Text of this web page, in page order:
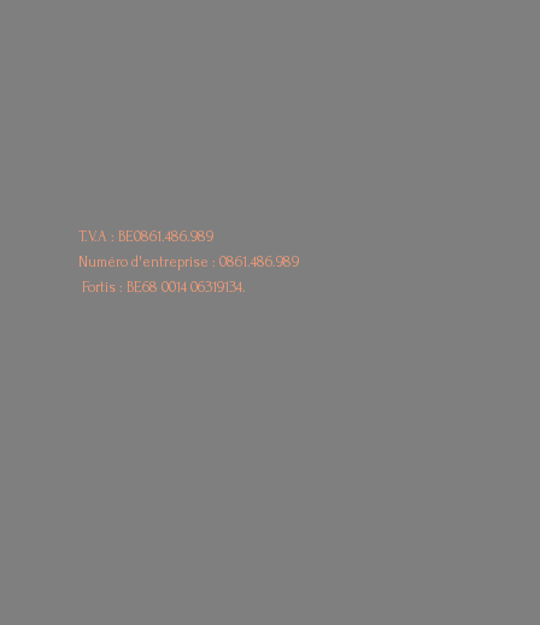
T.V.A : BE0861.486.989
Numéro d'entreprise : 0861.486.989
Fortis : BE680014 06319134.